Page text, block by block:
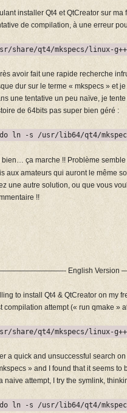
installer Qt4 et QtCreator sur
de compilation, à une erreur
share/qt4/mkspecs/linux-
avoir fait une rapide recherche
dur sur le terme « mkspecs » et
une tentative un peu naïve, je
de 64bits pas super bien géré :
ln -s /usr/lib64/qt4/
bien… ça marche !! Problème
aux amateurs qui auront le même
une autre solution, ou que vous
!!
English
to install Qt4 & QtCreator on my
compilation attempt (« run qmake »
share/qt4/mkspecs/linux-
a quick and unsuccessful search
» and I found that it seems to
naive attempt, I try the symlink,
ln -s /usr/lib64/qt4/